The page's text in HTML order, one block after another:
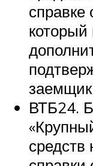
справке
ВТБ24.
средств